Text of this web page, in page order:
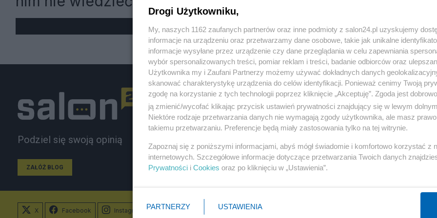
« WRÓĆ DO NOTKI
Podziel się swoją opinią
ZAŁÓŻ BLOG
Polityka
PiS
Rząd
NATO
KO
Gospodarka
Biznes
Pieniądze
Inwestycje
Podatki
X Facebook Instagram
Drogi Użytkowniku,
My, naszych 1162 zaufanych partnerów oraz inne podmioty z salon24.pl uzyskujemy
informacje na urządzeniu oraz przetwarzamy dane osobowe, takie jak unikalne
informacje wysyłane przez urządzenie czy dane przeglądania w celu zapewniania
wybór spersonalizowanych treści, pomiar reklam i treści, badanie odbiorców oraz
Użytkownika my i Zaufani Partnerzy możemy używać dokładnych danych
skanować charakterystykę urządzenia do celów identyfikacji. Ponieważ cenimy Twoją
zgodę na korzystanie z tych technologii poprzez kliknięcie „Akceptuję”. Zgoda jest
ją zmienić/wycofać klikając przycisk ustawień prywatności znajdujący się w lewym
Niektóre rodzaje przetwarzania danych nie wymagają zgody użytkownika, ale masz
takiemu przetwarzaniu. Preferencje będą miały zastosowania tylko na tej witrynie.
Zapoznaj się z poniższymi informacjami, abyś mógł świadomie i komfortowo korzystać z
internetowych. Szczegółowe informacje dotyczące przetwarzania Twoich danych
Prywatności i Cookies oraz po kliknięciu w „Ustawienia”.
PARTNERZY USTAWIENIA